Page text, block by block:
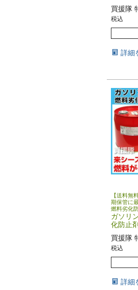
買援隊
税込
詳細
【送料無
期保管に
燃料劣化
ガソリ
化防止
買援隊
税込
詳細